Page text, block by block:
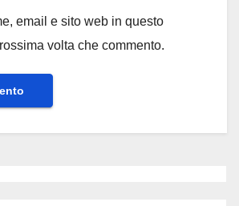
email e sito web in questo
volta che commento.